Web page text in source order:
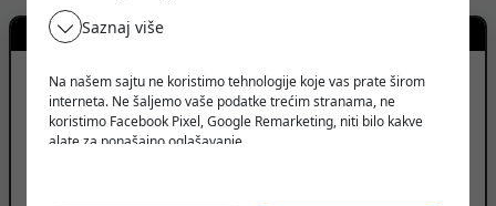
Saznaj više
Na našem sajtu ne koristimo tehnologije koje vas prate širom
interneta. Ne šaljemo vaše podatke trećim stranama, ne
koristimo Facebook Pixel, Google Remarketing, niti bilo kakve
alate za ponašajno oglašavanje.
Kontakt prodavca
Loznica, Srbija
PRIKAŽI BROJ TELEFONA